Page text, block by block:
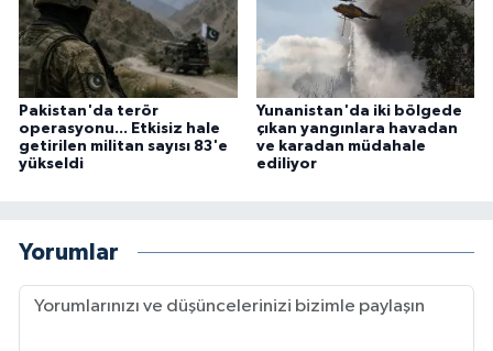
Pakistan'da terör
operasyonu... Etkisiz hale
getirilen militan sayısı 83'e
yükseldi
Yunanistan'da iki bölgede
çıkan yangınlara havadan
ve karadan müdahale
ediliyor
Yorumlar